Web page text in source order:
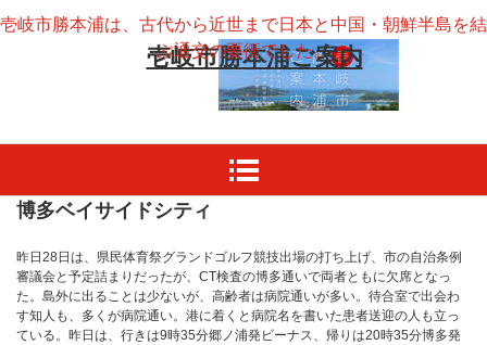
壱岐市勝本浦ご案内
壱岐市勝本浦は、古代から近世まで日本と中国・朝鮮半島を結
ぶ通交の要衝でした。
博多ベイサイドシティ
昨日28日は、県民体育祭グランドゴルフ競技出場の打ち上げ、市の自治条例
審議会と予定詰まりだったが、CT検査の博多通いで両者ともに欠席となっ
た。島外に出ることは少ないが、高齢者は病院通いが多い。待合室で出会わ
す知人も、多くが病院通い。港に着くと病院名を書いた患者送迎の人も立っ
ている。昨日は、行きは9時35分郷ノ浦発ビーナス、帰りは20時35分博多発